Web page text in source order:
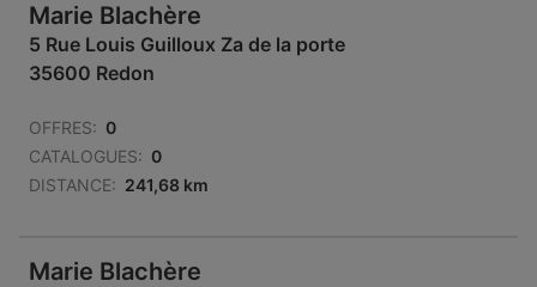
Marie Blachère
5 Rue Louis Guilloux Za de la porte
35600 Redon
OFFRES: 0
CATALOGUES: 0
DISTANCE: 241,68 km
Marie Blachère